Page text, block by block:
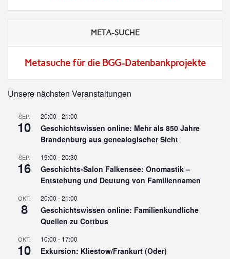
META-SUCHE
Metasuche für die BGG-Datenbankprojekte
Unsere nächsten Veranstaltungen
SEP.
10
20:00 -21:00
Geschichtswissen online: Mehr als 850 Jahre
Brandenburg aus genealogischer Sicht
SEP.
16
19:00 -20:30
Geschichts-Salon Falkensee: Onomastik –
Entstehung und Deutung von Familiennamen
OKT.
8
20:00 -21:00
Geschichtswissen online: Familienkundliche
Quellen zu Cottbus
OKT.
10
10:00 - 17:00
Exkursion: Kliestow/Frankurt (Oder)